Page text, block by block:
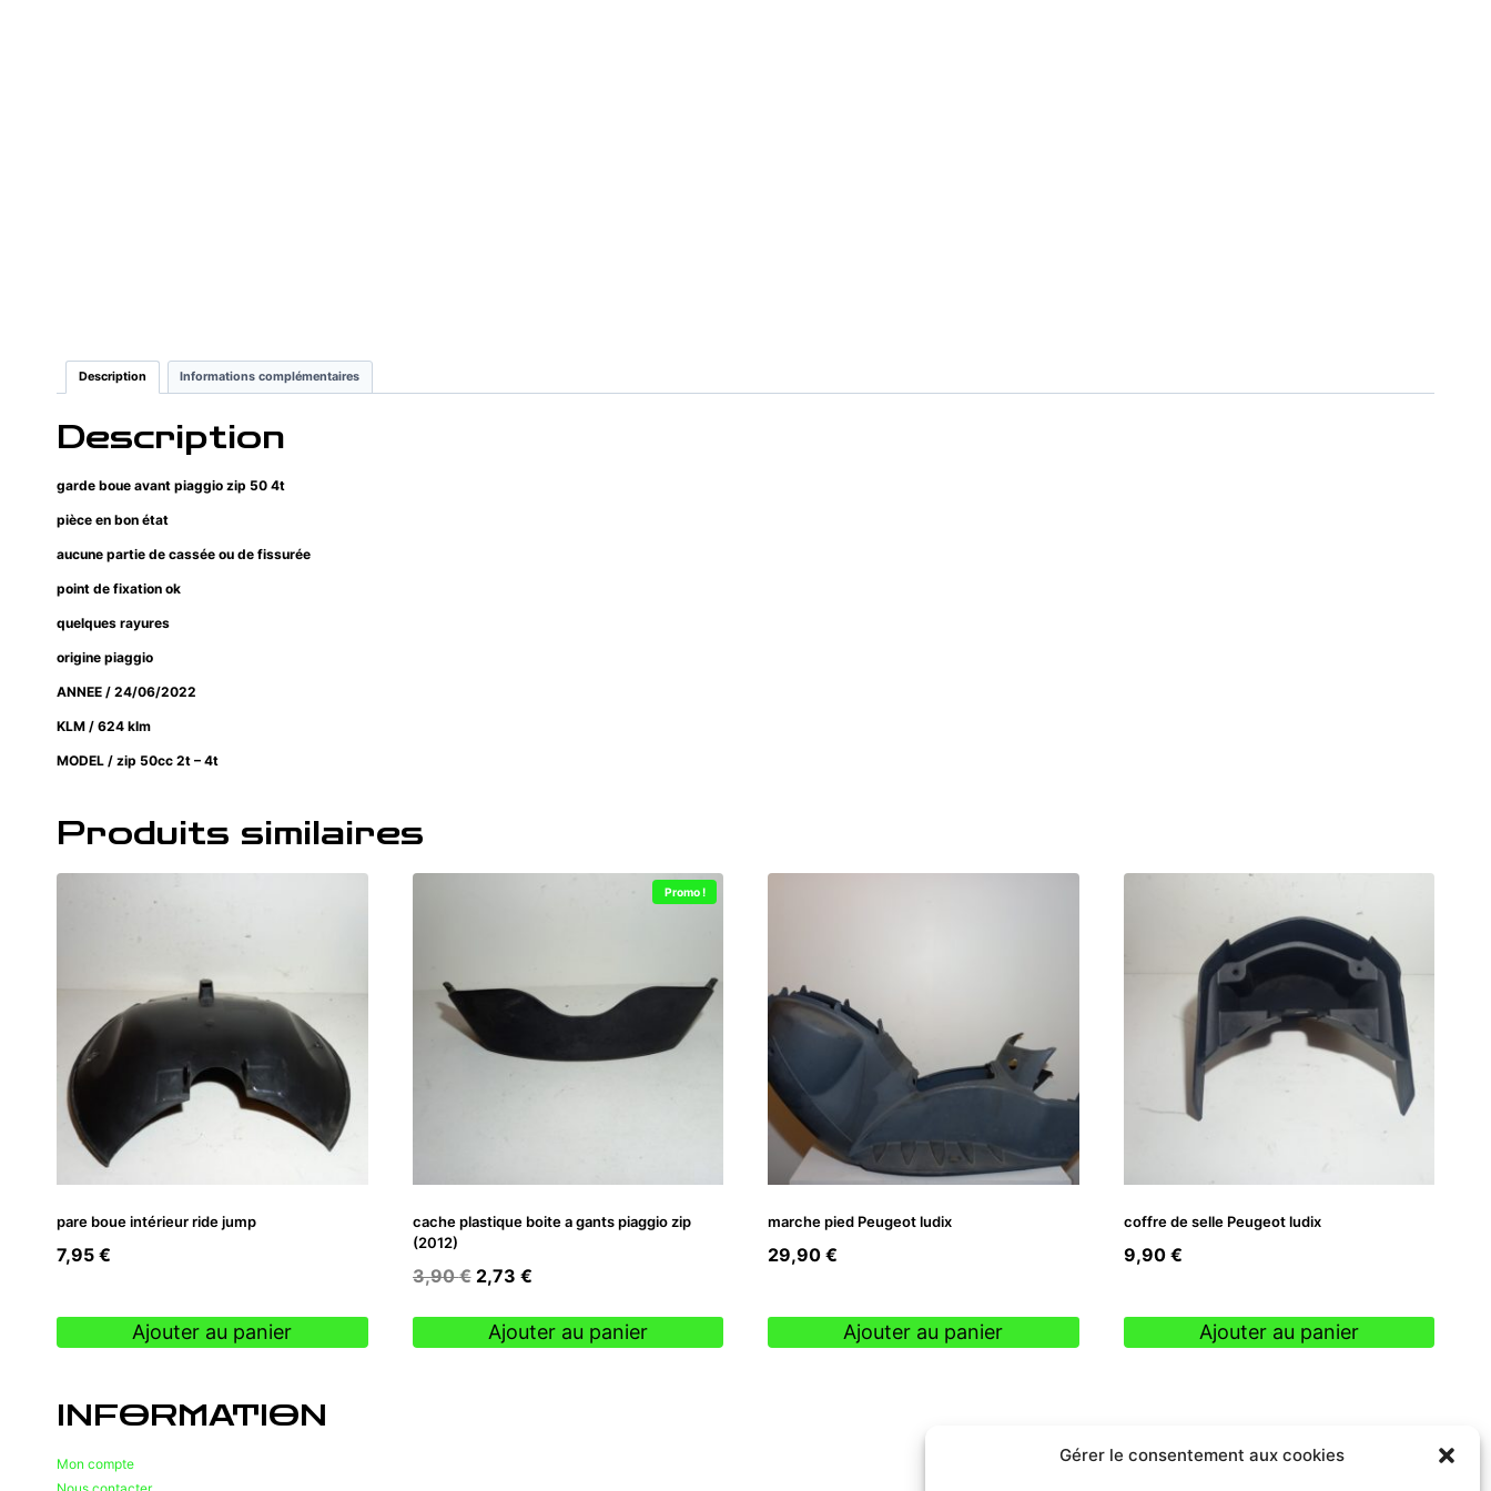
Gérer le consentement aux cookies
Description Informations complémentaires
Description
garde boue avant piaggio zip 50 4t
pièce en bon état
aucune partie de cassée ou de fissurée
point de fixation ok
quelques rayures
origine piaggio
ANNEE / 24/06/2022
KLM / 624 klm
MODEL / zip 50cc 2t – 4t
Produits similaires
pare boue intérieur ride jump
7,95 €
Ajouter au panier
Promo !
cache plastique boite a gants piaggio zip
(2012)
3,90€ Le
initial
2,73 €Le
actuel
Ajouter au panier
marche pied Peugeot ludix
29,90 €
Ajouter au panier
coffre de selle Peugeot ludix
9,90 €
Ajouter au panier
INFORMATION
Mon compte